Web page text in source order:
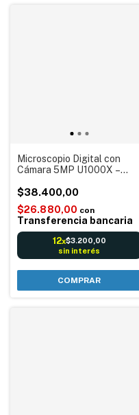
Microscopio Digital con
Cámara 5MP U1000X –
Detalladas
$38.400,00
$26.880,00 con
Transferencia bancaria
12x$3.200,00
sin interés